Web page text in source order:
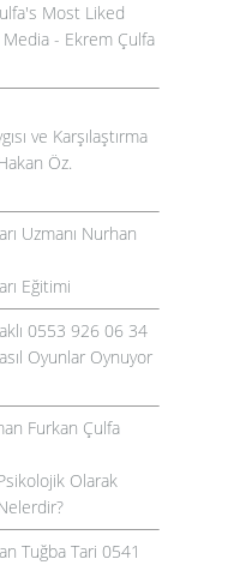
Most Liked
- Ekrem Çulfa
ve Karşılaştırma
Öz.
Uzmanı Nurhan
Eğitimi
0553 926 06 34
Oyunlar Oynuyor
Furkan Çulfa
Olarak
Tuğba Tari 0541